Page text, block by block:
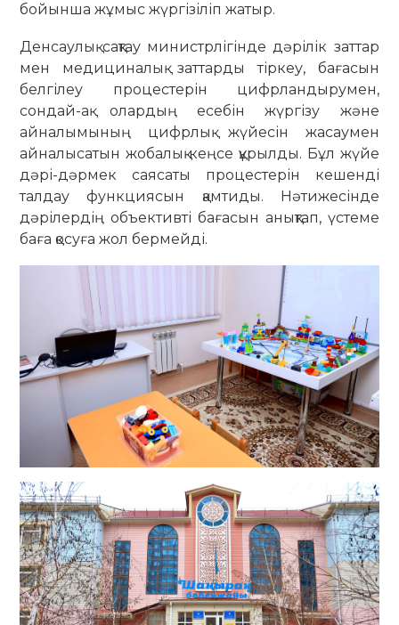
бойынша жұмыс жүргізіліп жатыр.
Денсаулық сақтау министрлігінде дәрілік заттар
мен медициналық заттарды тіркеу, бағасын
белгілеу процестерін цифрландырумен,
сондай-ақ олардың есебін жүргізу және
айналымының цифрлық жүйесін жасаумен
айналысатын жобалық кеңсе құрылды. Бұл жүйе
дәрі-дәрмек саясаты процестерін кешенді
талдау функциясын қамтиды. Нәтижесінде
дәрілердің объективті бағасын анықтап, үстеме
баға қосуға жол бермейді.